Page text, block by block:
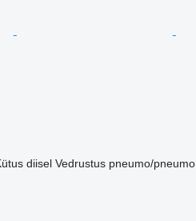
diisel Vedrustus pneumo/pneumo